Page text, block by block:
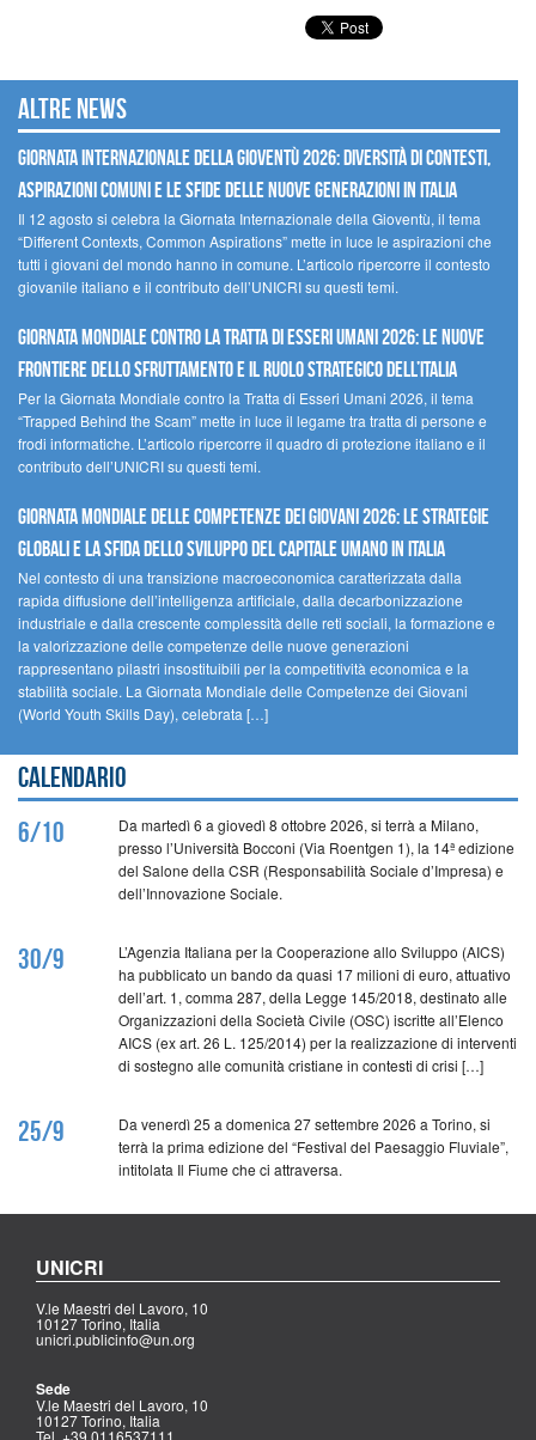
Altre news
GIORNATA INTERNAZIONALE DELLA GIOVENTÙ 2026: DIVERSITÀ DI CONTESTI,
ASPIRAZIONI COMUNI E LE SFIDE DELLE NUOVE GENERAZIONI IN ITALIA
Il 12 agosto si celebra la Giornata Internazionale della Gioventù, il tema
“Different Contexts, Common Aspirations” mette in luce le aspirazioni che
tutti i giovani del mondo hanno in comune. L’articolo ripercorre il contesto
giovanile italiano e il contributo dell’UNICRI su questi temi.
GIORNATA MONDIALE CONTRO LA TRATTA DI ESSERI UMANI 2026: LE NUOVE
FRONTIERE DELLO SFRUTTAMENTO E IL RUOLO STRATEGICO DELL’ITALIA
Per la Giornata Mondiale contro la Tratta di Esseri Umani 2026, il tema
“Trapped Behind the Scam” mette in luce il legame tra tratta di persone e
frodi informatiche. L’articolo ripercorre il quadro di protezione italiano e il
contributo dell’UNICRI su questi temi.
GIORNATA MONDIALE DELLE COMPETENZE DEI GIOVANI 2026: LE STRATEGIE
GLOBALI E LA SFIDA DELLO SVILUPPO DEL CAPITALE UMANO IN ITALIA
Nel contesto di una transizione macroeconomica caratterizzata dalla
rapida diffusione dell’intelligenza artificiale, dalla decarbonizzazione
industriale e dalla crescente complessità delle reti sociali, la formazione e
la valorizzazione delle competenze delle nuove generazioni
rappresentano pilastri insostituibili per la competitività economica e la
stabilità sociale. La Giornata Mondiale delle Competenze dei Giovani
(World Youth Skills Day), celebrata […]
Calendario
6/10
Da martedì 6 a giovedì 8 ottobre 2026, si terrà a Milano,
presso l’Università Bocconi (Via Roentgen 1), la 14ª edizione
del Salone della CSR (Responsabilità Sociale d’Impresa) e
dell’Innovazione Sociale.
30/9
L’Agenzia Italiana per la Cooperazione allo Sviluppo (AICS)
ha pubblicato un bando da quasi 17 milioni di euro, attuativo
dell’art. 1, comma 287, della Legge 145/2018, destinato alle
Organizzazioni della Società Civile (OSC) iscritte all’Elenco
AICS (ex art. 26 L. 125/2014) per la realizzazione di interventi
di sostegno alle comunità cristiane in contesti di crisi […]
25/9
Da venerdì 25 a domenica 27 settembre 2026 a Torino, si
terrà la prima edizione del “Festival del Paesaggio Fluviale”,
intitolata Il Fiume che ci attraversa.
UNICRI
V.le Maestri del Lavoro, 10
10127 Torino, Italia
unicri.publicinfo@un.org
Sede
V.le Maestri del Lavoro, 10
10127 Torino, Italia
Tel. +39 0116537111